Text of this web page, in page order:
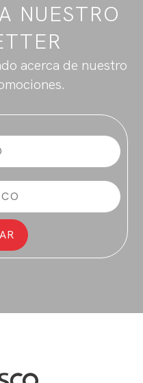
NUESTRO
acerca de nuestro